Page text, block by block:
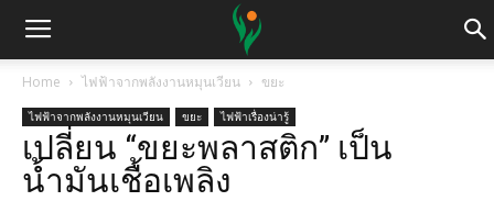
Home ไฟฟ้าจากพลังงานหมุนเวียน ขยะ
ไฟฟ้าจากพลังงานหมุนเวียน ขยะ ไฟฟ้าเรื่องน่ารู้
เปลี่ยน “ขยะพลาสติก” เป็น
น้ำมันเชื้อเพลิง